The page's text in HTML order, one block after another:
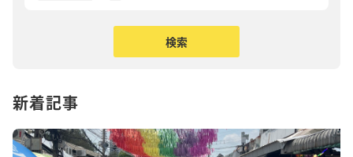
新着記事